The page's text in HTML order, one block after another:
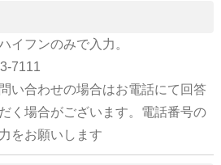
イフンのみで入力。
7111
い合わせの場合はお電話にて回答
く場合がございます。電話番号の
をお願いします